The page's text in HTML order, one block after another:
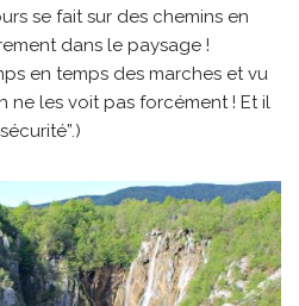
se fait sur des chemins en
dans le paysage !
en temps des marches et vu
ne les voit pas forcément ! Et il